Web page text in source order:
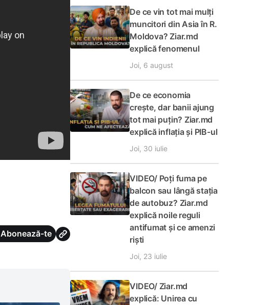
Abonează-te
De ce vin tot mai mulți
muncitori din Asia în R.
Moldova? Ziar.md
explică fenomenul
Joi, 6 august
De ce economia
crește, dar banii ajung
tot mai puțin? Ziar.md
explică inflația și PIB-ul
Joi, 30 iulie
VIDEO/ Poți fuma pe
balcon sau lângă stația
de autobuz? Ziar.md
explică noile reguli
antifumat și ce amenzi
riști
Joi, 23 iulie
VIDEO/ Ziar.md
explică: Unirea cu